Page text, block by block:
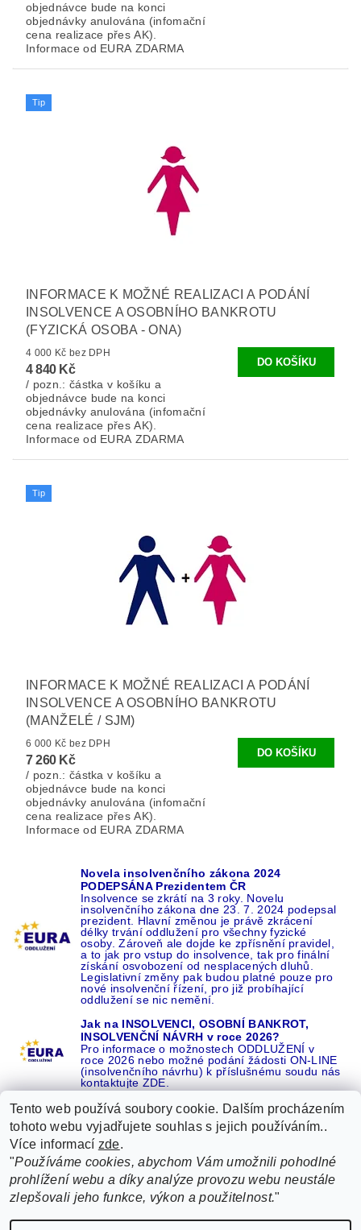
objednávce bude na konci
objednávky anulována (infomační
cena realizace přes AK).
Informace od EURA ZDARMA
Tip
INFORMACE K MOŽNÉ REALIZACI A PODÁNÍ
INSOLVENCE A OSOBNÍHO BANKROTU
(FYZICKÁ OSOBA - ONA)
4 000 Kč bez DPH
4 840 Kč
/ pozn.: částka v košíku a
objednávce bude na konci
objednávky anulována (infomační
cena realizace přes AK).
Informace od EURA ZDARMA
Tip
INFORMACE K MOŽNÉ REALIZACI A PODÁNÍ
INSOLVENCE A OSOBNÍHO BANKROTU
(MANŽELÉ / SJM)
6 000 Kč bez DPH
7 260 Kč
/ pozn.: částka v košíku a
objednávce bude na konci
objednávky anulována (infomační
cena realizace přes AK).
Informace od EURA ZDARMA
Novela insolvenčního zákona 2024
PODEPSÁNA Prezidentem ČR
Insolvence se zkrátí na 3 roky. Novelu
insolvenčního zákona dne 23. 7. 2024 podepsal
prezident. Hlavní změnou je právě zkrácení
délky trvání oddlužení pro všechny fyzické
osoby. Zároveň ale dojde ke zpřísnění pravidel,
a to jak pro vstup do insolvence, tak pro finální
získání osvobození od nesplacených dluhů.
Legislativní změny pak budou platné pouze pro
nové insolvenční řízení, pro již probíhající
oddlužení se nic nemění.
Jak na INSOLVENCI, OSOBNÍ BANKROT,
INSOLVENČNÍ NÁVRH v roce 2026?
Pro informace o možnostech ODDLUŽENÍ v
roce 2026 nebo možné podání žádosti ON-LINE
(insolvenčního návrhu) k příslušnému soudu nás
kontaktujte ZDE.
Recenze o NÁS na GOOGLE 16 let REFERENCÍ v celé ČR |
Recenze o NÁS na SEZNAMU |
ŽÁDEJTE život BEZ DLUHŮ nebo EXEKUCÍ ZDE
Tento web používá soubory cookie. Dalším procházením
tohoto webu vyjadřujete souhlas s jejich používáním..
Více informací zde.
"Používáme cookies, abychom Vám umožnili pohodlné
prohlížení webu a díky analýze provozu webu neustále
zlepšovali jeho funkce, výkon a použitelnost."